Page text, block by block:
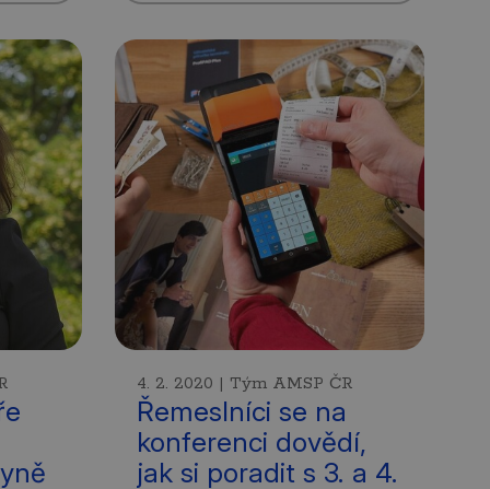
4. 2. 2020 | Tým AMSP ČR
Řemeslníci se na
konferenci dovědí,
jak si poradit s 3. a 4.